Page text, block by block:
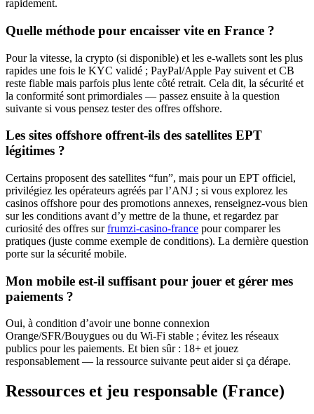
rapidement.
Quelle méthode pour encaisser vite en France ?
Pour la vitesse, la crypto (si disponible) et les e‑wallets sont les plus
rapides une fois le KYC validé ; PayPal/Apple Pay suivent et CB
reste fiable mais parfois plus lente côté retrait. Cela dit, la sécurité et
la conformité sont primordiales — passez ensuite à la question
suivante si vous pensez tester des offres offshore.
Les sites offshore offrent‑ils des satellites EPT
légitimes ?
Certains proposent des satellites “fun”, mais pour un EPT officiel,
privilégiez les opérateurs agréés par l’ANJ ; si vous explorez les
casinos offshore pour des promotions annexes, renseignez‑vous bien
sur les conditions avant d’y mettre de la thune, et regardez par
curiosité des offres surfrumzi-casino-france pour comparer les
pratiques (juste comme exemple de conditions). La dernière question
porte sur la sécurité mobile.
Mon mobile est‑il suffisant pour jouer et gérer mes
paiements ?
Oui, à condition d’avoir une bonne connexion
Orange/SFR/Bouygues ou du Wi‑Fi stable ; évitez les réseaux
publics pour les paiements. Et bien sûr : 18+ et jouez
responsablement — la ressource suivante peut aider si ça dérape.
Ressources et jeu responsable (France)